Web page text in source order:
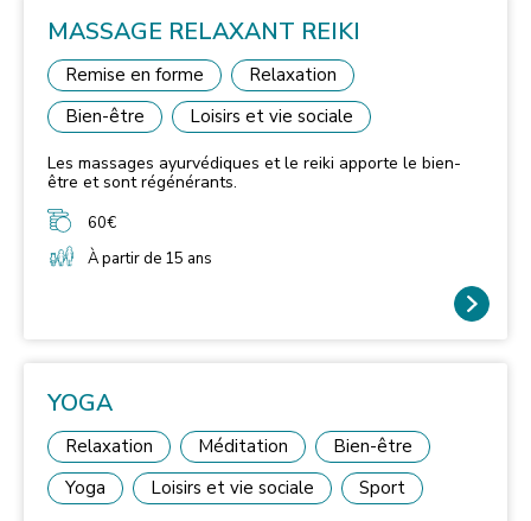
MASSAGE RELAXANT REIKI
Remise en forme
Relaxation
Bien-être
Loisirs et vie sociale
Les massages ayurvédiques et le reiki apporte le bien-
être et sont régénérants.
60€
À partir de 15 ans
YOGA
Relaxation Méditation
Bien-être
Yoga
Loisirs et vie sociale Sport